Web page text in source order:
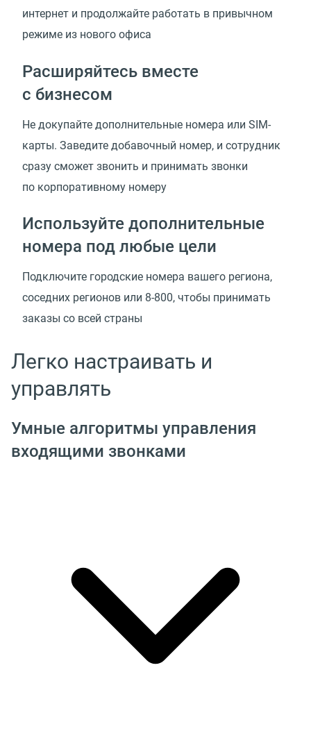
интернет и продолжайте работать в привычном
режиме из нового офиса
Расширяйтесь вместе
с бизнесом
Не докупайте дополнительные номера или SIM-
карты. Заведите добавочный номер, и сотрудник
сразу сможет звонить и принимать звонки
по корпоративному номеру
Используйте дополнительные
номера под любые цели
Подключите городские номера вашего региона,
соседних регионов или 8-800, чтобы принимать
заказы со всей страны
Легко настраивать и
управлять
Умные алгоритмы управления
входящими звонками